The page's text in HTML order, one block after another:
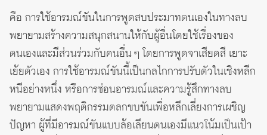
คือ การใช้อารมณ์ขันในการพูดสบประมาทตนเองในทางลบ
พยายามสร้างความสนุกสนานให้กับผู้อื่นโดยใช้เรื่องของ
ตนเองและมีส่วนร่วมกับคนอื่น ๆ โดยการพูดจาเสียดสี เยาะ
เย้ยตัวเอง การใช้อารมณ์ขันนี้เป็นกลไกการปรับตัวในเชิงหลีก
หนีอย่างหนึ่ง หรือการซ่อนอารมณ์และความรู้สึกทางลบ
พยายามแสดงพฤติกรรมตลกขบขันเพื่อหลีกเลี่ยงการเผชิญ
ปัญหา ผู้ที่มีอารมณ์ขันแบบล้อเลียนตนเองมีแนวโน้มเป็นเป้า